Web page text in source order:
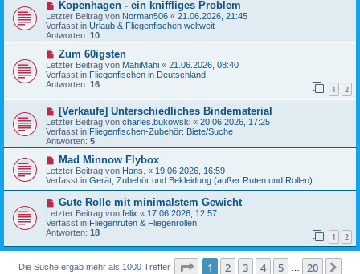
B
e
i
t
r
a
g
N
e
u
e
r
B
e
i
t
r
a
g
Kopenhagen - ein kniffliges Problem
Letzter Beitrag von Norman506 « 21.06.2026, 21:45
Verfasst in Urlaub & Fliegenfischen weltweit
Antworten: 10
N
e
u
e
r
B
e
i
t
r
a
g
Zum 60igsten
Letzter Beitrag von MahiMahi « 21.06.2026, 08:40
Verfasst in Fliegenfischen in Deutschland
Antworten: 16 1 2
N
e
u
e
r
B
e
i
t
a
g
[Verkaufe] Unterschiedliches Bindematerial
Letzter Beitrag von charles.bukowski « 20.06.2026, 17:25
Verfasst in Fliegenfischen-Zubehör: Biete/Suche
Antworten: 5
N
e
u
e
B
e
i
t
r
a
g
Mad Minnow Flybox
Letzter Beitrag von Hans. « 19.06.2026, 16:59
Verfasst in Gerät, Zubehör und Bekleidung (außer Ruten und Rollen)
N
e
u
e
r
B
i
Gute Rolle mit minimalstem Gewicht
Letzter Beitrag von felix « 17.06.2026, 12:57
Verfasst in Fliegenruten & Fliegenrollen
Antworten: 18 1 2
Die Suche ergab mehr als 1000 Treffer Seite 1von 20
1 2 3 4 5 … 20